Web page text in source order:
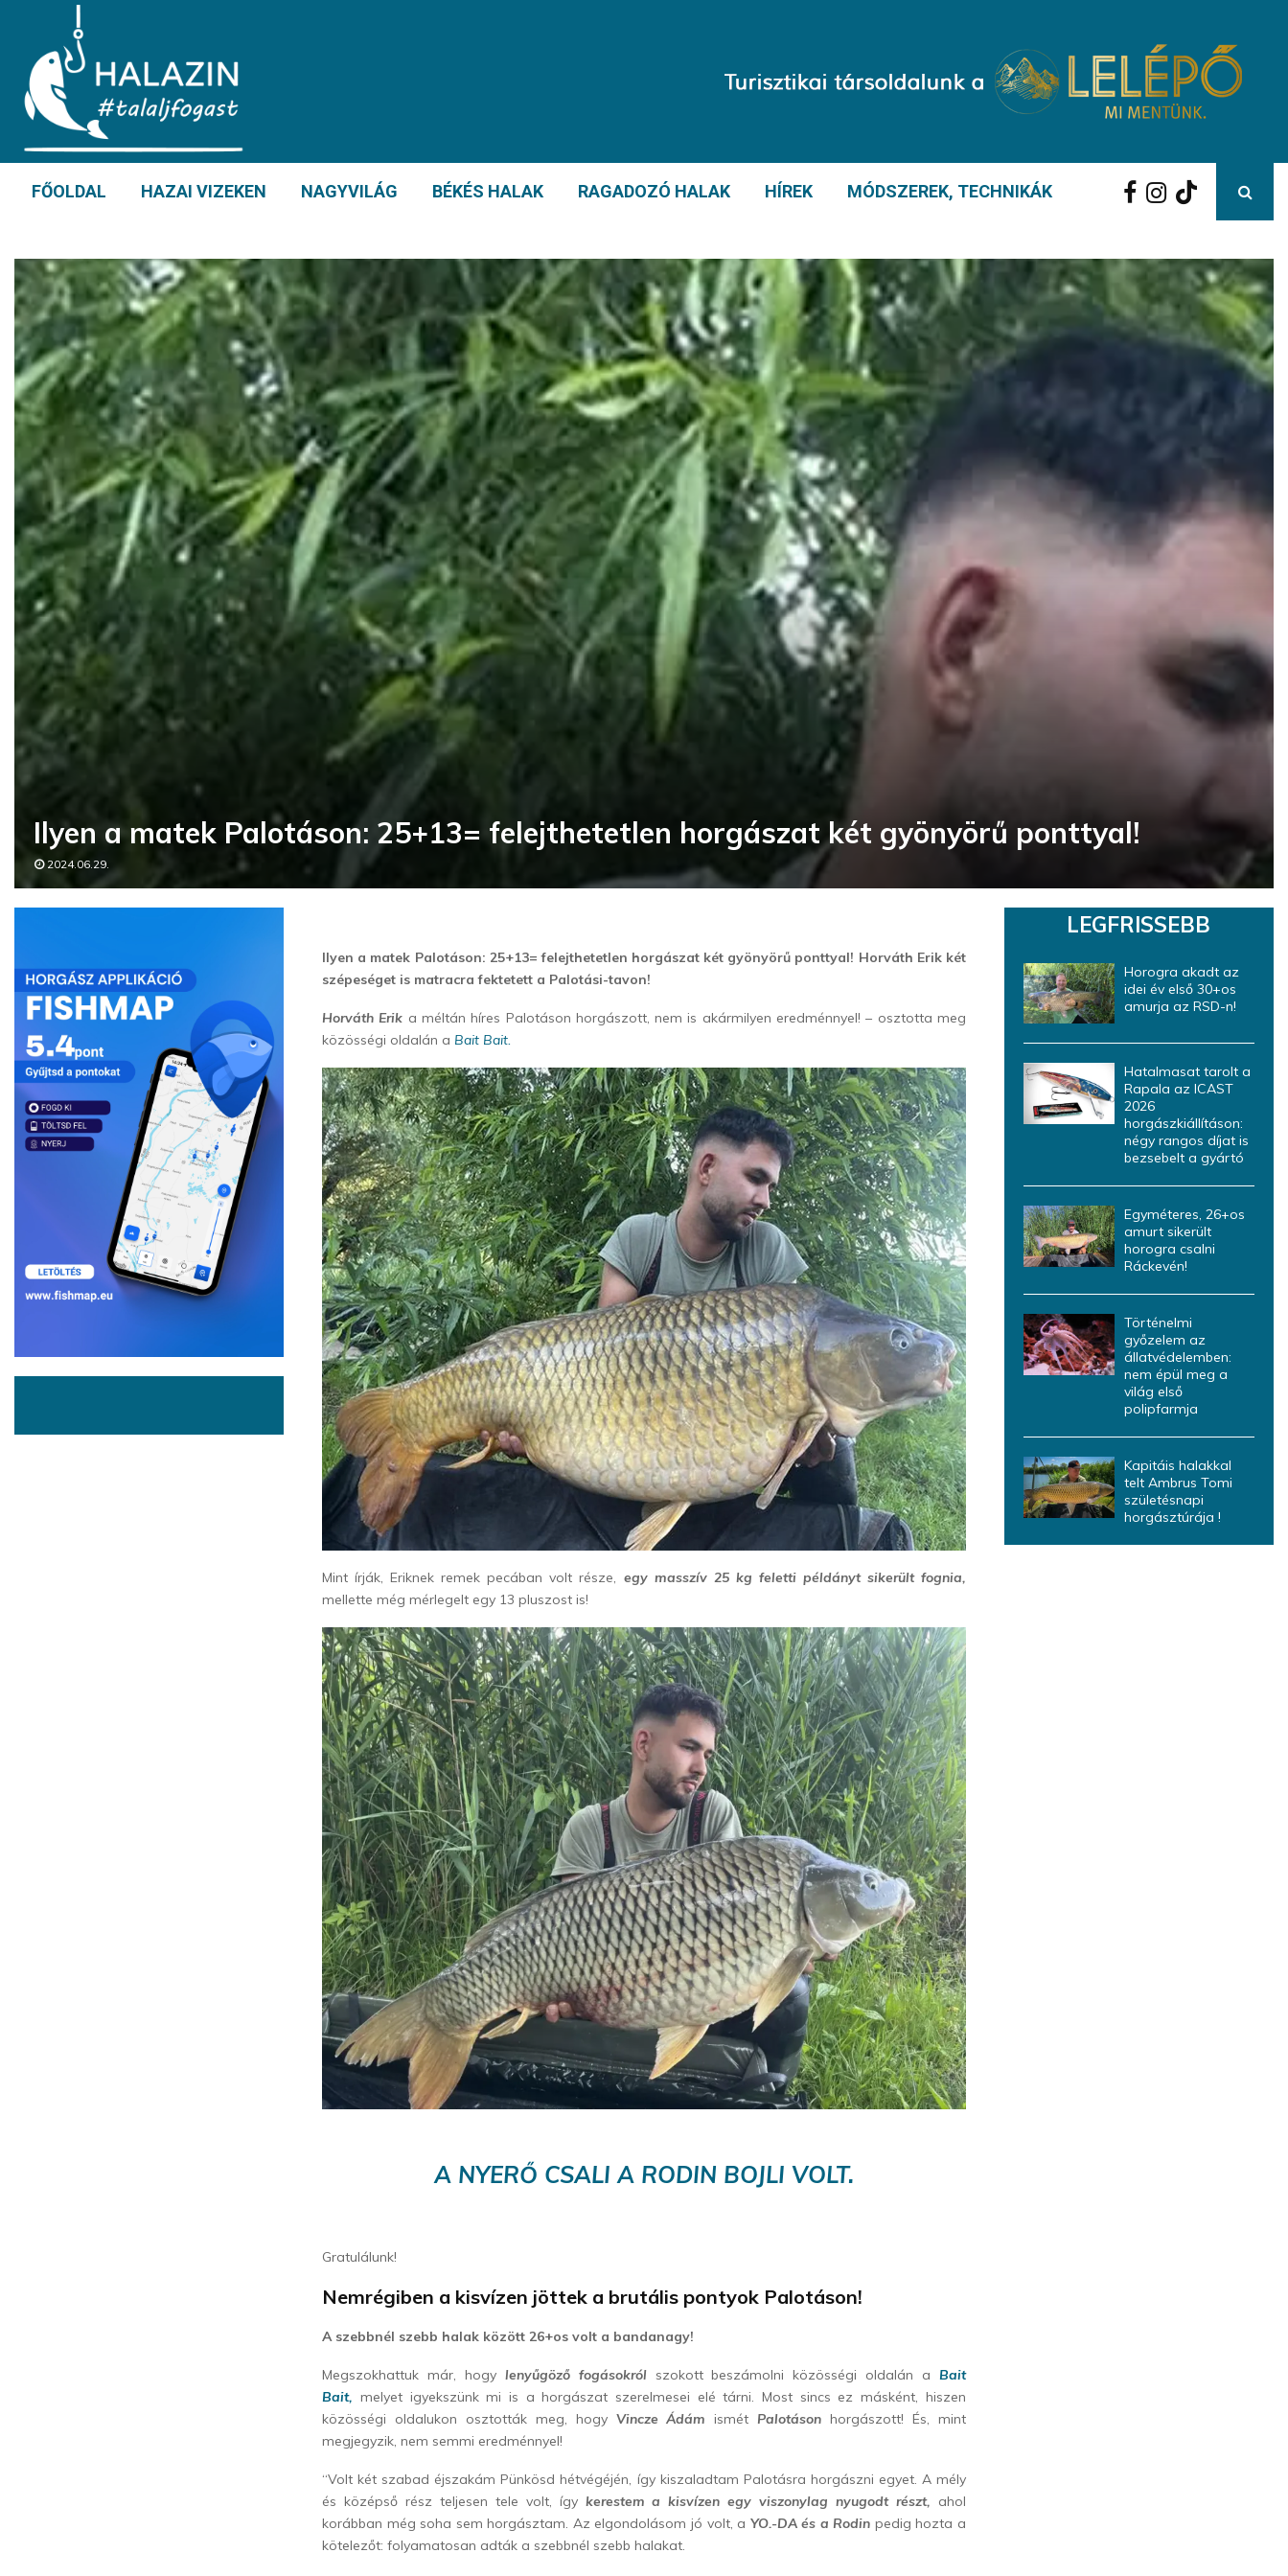
FŐOLDAL HAZAI VIZEKEN NAGYVILÁG BÉKÉS HALAK RAGADOZÓ HALAK HÍREK MÓDSZEREK, TECHNIKÁK
Ilyen a matek Palotáson: 25+13= felejthetetlen horgászat két gyönyörű ponttyal!
2024.06.29.
Ilyen a matek Palotáson: 25+13= felejthetetlen horgászat két gyönyörű ponttyal! Horváth Erik két
szépeséget is matracra fektetett a Palotási-tavon!
Horváth Erik a méltán híres Palotáson horgászott, nem is akármilyen eredménnyel! – osztotta meg
közösségi oldalán a Bait Bait.
Mint írják, Eriknek remek pecában volt része, egy masszív 25 kg feletti példányt sikerült fognia,
mellette még mérlegelt egy 13 pluszost is!
A NYERŐ CSALI A RODIN BOJLI VOLT.
Gratulálunk!
Nemrégiben a kisvízen jöttek a brutális pontyok Palotáson!
A szebbnél szebb halak között 26+os volt a bandanagy!
Megszokhattuk már, hogy lenyűgöző fogásokrólszokott beszámolni közösségi oldalán a Bait
Bait, melyet igyekszünk mi is a horgászat szerelmesei elé tárni. Most sincs ez másként, hiszen
közösségi oldalukon osztották meg, hogy Vincze Ádám ismét Palotáson horgászott! És, mint
megjegyzik, nem semmi eredménnyel!
“Volt két szabad éjszakám Pünkösd hétvégéjén, így kiszaladtam Palotásra horgászni egyet. A mély
és középső rész teljesen tele volt, így kerestem a kisvízen egy viszonylag nyugodt részt, ahol
korábban még soha sem horgásztam. Az elgondolásom jó volt, a YO.-DA és a Rodin pedig hozta a
kötelezőt: folyamatosan adták a szebbnél szebb halakat.
LEGFRISSEBB
Horogra akadt az
idei év első 30+os
amurja az RSD-n!
Hatalmasat tarolt a
Rapala az ICAST
2026
horgászkiállításon:
négy rangos díjat is
bezsebelt a gyártó
Egyméteres, 26+os
amurt sikerült
horogra csalni
Ráckevén!
Történelmi
győzelem az
állatvédelemben:
nem épül meg a
világ első
polipfarmja
Kapitáis halakkal
telt Ambrus Tomi
születésnapi
horgásztúrája !